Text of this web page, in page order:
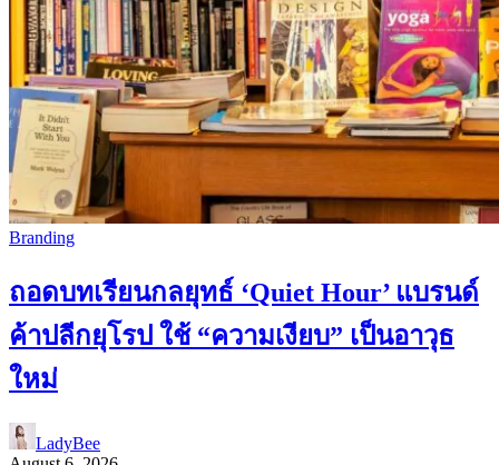
Branding
ถอดบทเรียนกลยุทธ์ ‘Quiet Hour’ แบรนด์
ค้าปลีกยุโรป ใช้ “ความเงียบ” เป็นอาวุธ
ใหม่
LadyBee